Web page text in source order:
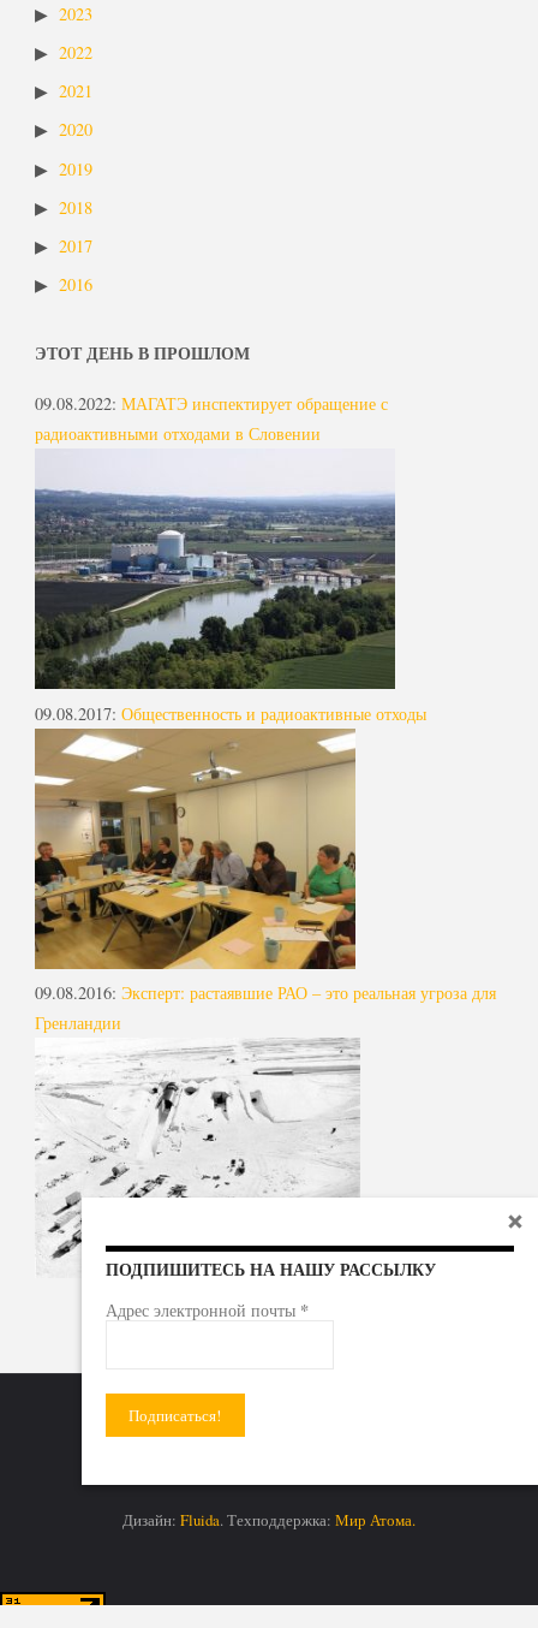
2023
2022
2021
2020
2019
2018
2017
2016
ЭТОТ ДЕНЬ В ПРОШЛОМ
09.08.2022: МАГАТЭ инспектирует обращение с
радиоактивными отходами в Словении
09.08.2017: Общественность и радиоактивные отходы
09.08.2016: Эксперт: растаявшие РАО – это реальная угроза для
Гренландии
Дизайн: Fluida. Техподдержка: Мир Атома.
ПОДПИШИТЕСЬ НА НАШУ РАССЫЛКУ
Адрес электронной почты *